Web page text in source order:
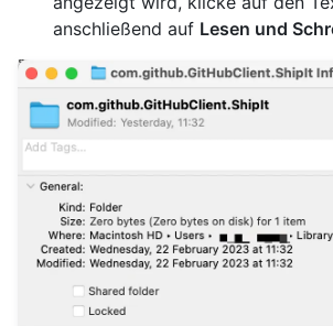
anschließend auf Lesen und